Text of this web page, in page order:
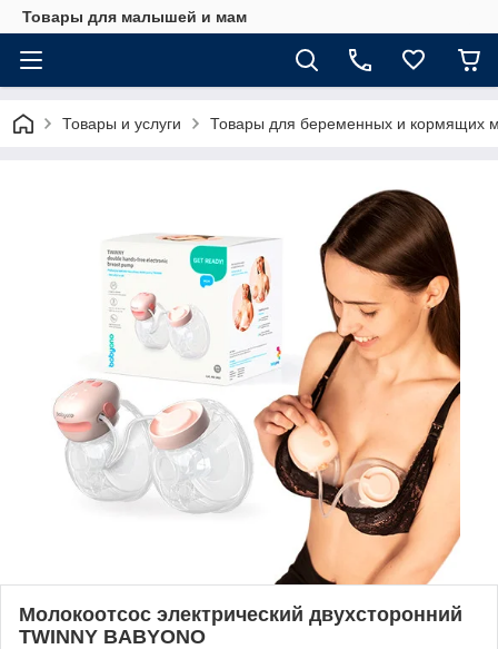
Товары для малышей и мам
Товары и услуги Товары для беременных и кормящих
Молокоотсос электрический двухсторонний
TWINNY BABYONO